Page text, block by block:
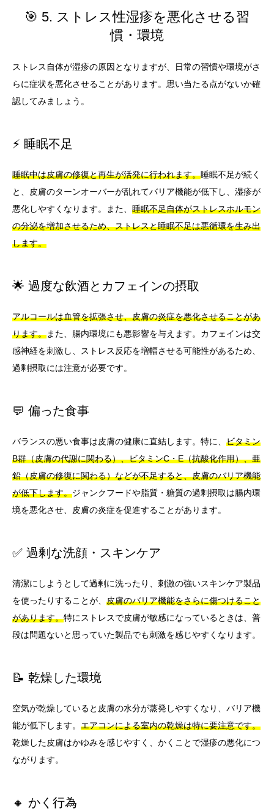
🎯 5. ストレス性湿疹を悪化させる習
慣・環境
ストレス自体が湿疹の原因となりますが、日常の習慣や環境がさ
らに症状を悪化させることがあります。思い当たる点がないか確
認してみましょう。
⚡ 睡眠不足
睡眠中は皮膚の修復と再生が活発に行われます。睡眠不足が続く
と、皮膚のターンオーバーが乱れてバリア機能が低下し、湿疹が
悪化しやすくなります。また、 睡眠不足自体がストレスホルモン
の分泌を増加させるため、ストレスと睡眠不足は悪循環を生み出
します。
🌟 過度な飲酒とカフェインの摂取
アルコールは血管を拡張させ、皮膚の炎症を悪化させることがあ
ります。また、腸内環境にも悪影響を与えます。カフェインは交
感神経を刺激し、ストレス反応を増幅させる可能性があるため、
過剰摂取には注意が必要です。
💬 偏った食事
バランスの悪い食事は皮膚の健康に直結します。特に、 ビタミン
B群（皮膚の代謝に関わる）、ビタミンC・E（抗酸化作用）、亜
鉛（皮膚の修復に関わる）などが不足すると、皮膚のバリア機能
が低下します。ジャンクフードや脂質・糖質の過剰摂取は腸内環
境を悪化させ、皮膚の炎症を促進することがあります。
✅ 過剰な洗顔・スキンケア
清潔にしようとして過剰に洗ったり、刺激の強いスキンケア製品
を使ったりすることが、 皮膚のバリア機能をさらに傷つけること
があります。特にストレスで皮膚が敏感になっているときは、普
段は問題ないと思っていた製品でも刺激を感じやすくなります。
📝 乾燥した環境
空気が乾燥していると皮膚の水分が蒸発しやすくなり、バリア機
能が低下します。 エアコンによる室内の乾燥は特に要注意です。
乾燥した皮膚はかゆみを感じやすく、かくことで湿疹の悪化につ
ながります。
🔸 かく行為